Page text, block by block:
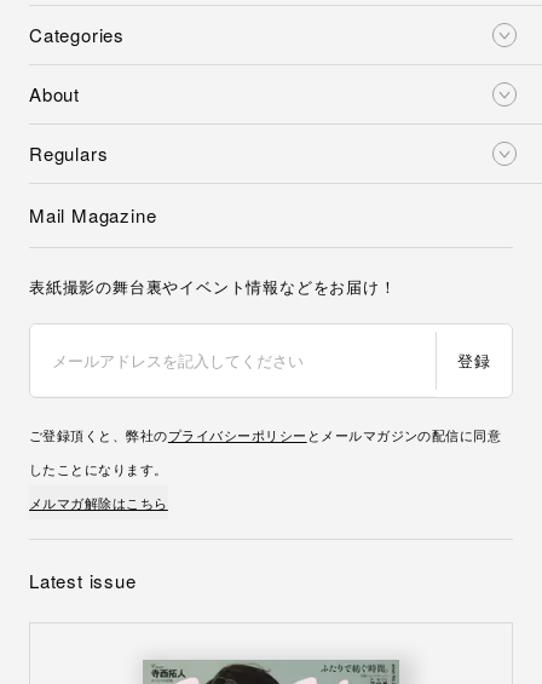
Categories
About
Regulars
Mail Magazine
表紙撮影の舞台裏やイベント情報などをお届け！
登録
ご登録頂くと、弊社のプライバシーポリシー とメールマガジンの配信に同意
したことになります。
メルマガ解除はこちら
Latest issue